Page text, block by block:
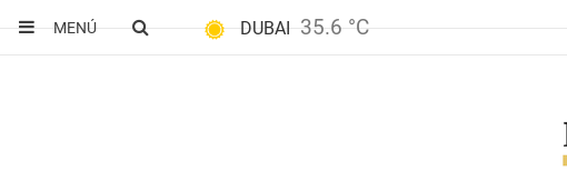
MENÚ
DUBAI 35.6 °C